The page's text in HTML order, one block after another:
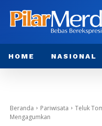
HOME NASIONAL
Beranda Pariwisata
Teluk
Mengagumkan